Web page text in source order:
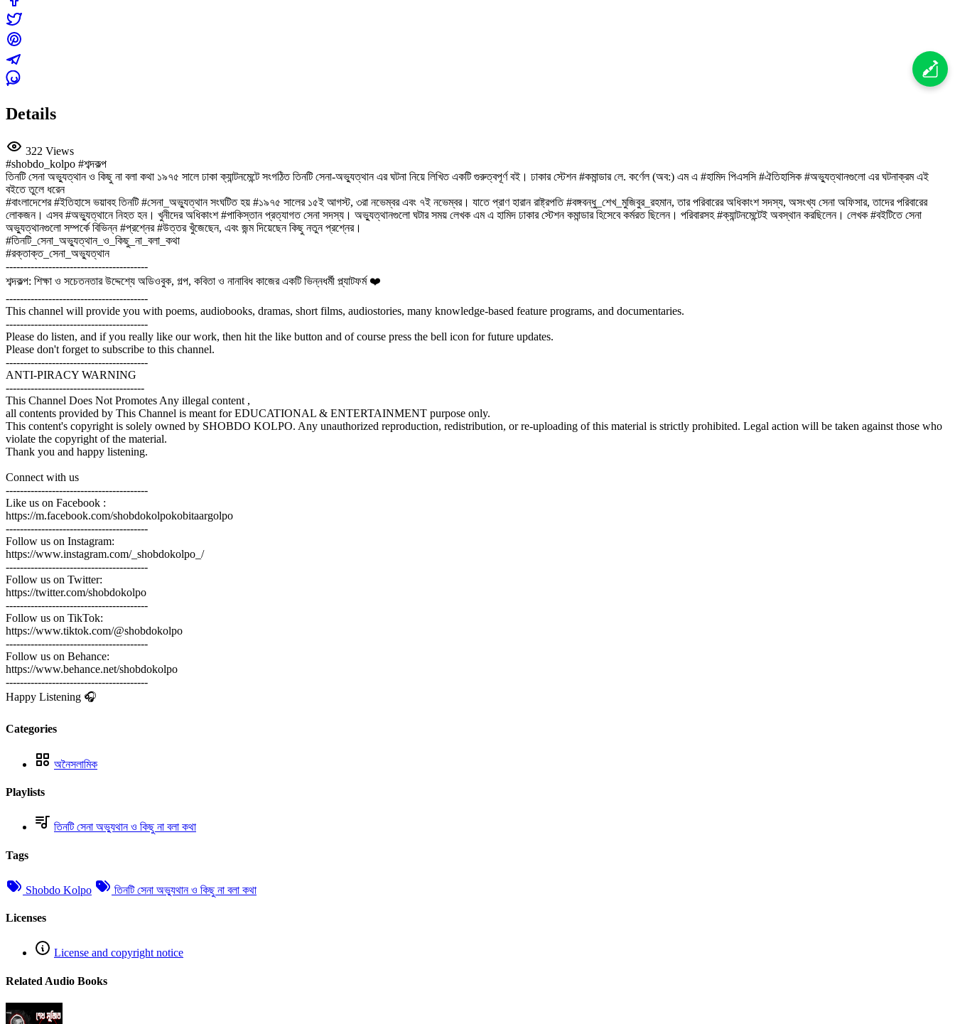
Details
322 Views
#shobdo_kolpo #শব্দকল্প
তিনটি সেনা অভ্যুত্থান ও কিছু না বলা কথা ১৯৭৫ সালে ঢাকা ক্যান্টনমেন্টে সংগঠিত তিনটি সেনা-অভ্যুত্থান এর ঘটনা নিয়ে লিখিত একটি গুরুত্বপূর্ণ বই। ঢাকার স্টেশন #কমান্ডার লে. কর্ণেল (অব:) এম এ #হামিদ পিএসসি #ঐতিহাসিক #অভ্যুত্থানগুলো এর ঘটনাক্রম এই
বইতে তুলে ধরেন
#বাংলাদেশের #ইতিহাসে ভয়াবহ তিনটি #সেনা_অভ্যুত্থান সংঘটিত হয় #১৯৭৫ সালের ১৫ই আগস্ট, ৩রা নভেম্বর এবং ৭ই নভেম্বর। যাতে প্রাণ হারান রাষ্ট্রপতি #বঙ্গবন্ধু_শেখ_মুজিবুর_রহমান, তার পরিবারের অধিকাংশ সদস্য, অসংখ্য সেনা অফিসার, তাদের পরিবারের
লোকজন। এসব #অভ্যুত্থানে নিহত হন। খুনীদের অধিকাংশ #পাকিস্তান প্রত্যাগত সেনা সদস্য। অভ্যুত্থানগুলো ঘটার সময় লেখক এম এ হামিদ ঢাকার স্টেশন কমান্ডার হিসেবে কর্মরত ছিলেন। পরিবারসহ #ক্যান্টনমেন্টেই অবস্থান করছিলেন। লেখক #বইটিতে সেনা
অভ্যুত্থানগুলো সম্পর্কে বিভিন্ন #প্রশ্নের #উত্তর খুঁজেছেন, এবং জন্ম দিয়েছেন কিছু নতুন প্রশ্নের।
#তিনটি_সেনা_অভ্যুত্থান_ও_কিছু_না_বলা_কথা
#রক্তাক্ত_সেনা_অভ্যুত্থান
----------------------------------------
শব্দকল্প: শিক্ষা ও সচেতনতার উদ্দেশ্যে অডিওবুক, গল্প, কবিতা ও নানাবিধ কাজের একটি ভিন্নধর্মী প্ল্যাটফর্ম ❤️
----------------------------------------
This channel will provide you with poems, audiobooks, dramas, short films, audiostories, many knowledge-based feature programs, and documentaries.
----------------------------------------
Please do listen, and if you really like our work, then hit the like button and of course press the bell icon for future updates.
Please don't forget to subscribe to this channel.
----------------------------------------
ANTI-PIRACY WARNING
---------------------------------------
This Channel Does Not Promotes Any illegal content ,
all contents provided by This Channel is meant for EDUCATIONAL & ENTERTAINMENT purpose only.
This content's copyright is solely owned by SHOBDO KOLPO. Any unauthorized reproduction, redistribution, or re-uploading of this material is strictly prohibited. Legal action will be taken against those who
violate the copyright of the material.
Thank you and happy listening.
Connect with us
----------------------------------------
Like us on Facebook :
https://m.facebook.com/shobdokolpokobitaargolpo
----------------------------------------
Follow us on Instagram:
https://www.instagram.com/_shobdokolpo_/
----------------------------------------
Follow us on Twitter:
https://twitter.com/shobdokolpo
----------------------------------------
Follow us on TikTok:
https://www.tiktok.com/@shobdokolpo
----------------------------------------
Follow us on Behance:
https://www.behance.net/shobdokolpo
----------------------------------------
Happy Listening 🎧
Categories
অনৈসলামিক
Playlists
তিনটি সেনা অভ্যুথান ও কিছু না বলা কথা
Tags
Shobdo Kolpo তিনটি সেনা অভ্যুথান ও কিছু না বলা কথা
Licenses
License and copyright notice
Related Audio Books